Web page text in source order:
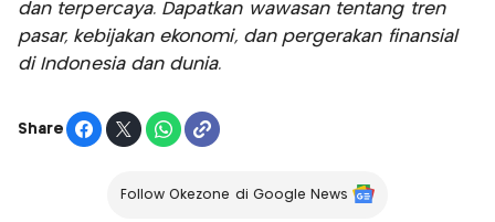
dan terpercaya. Dapatkan wawasan tentang tren
pasar, kebijakan ekonomi, dan pergerakan finansial
di Indonesia dan dunia.
Share
Follow Okezone di Google News